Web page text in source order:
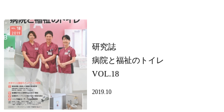
研究誌
病院と福祉のトイレ
VOL.18
2019.10